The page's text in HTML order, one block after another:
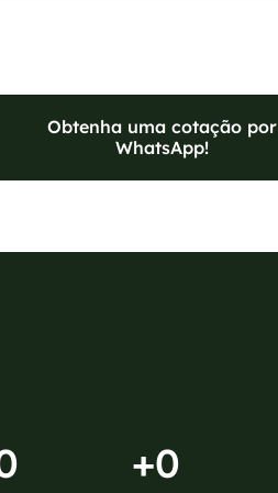
Obtenha uma cotação por
WhatsApp!
+0